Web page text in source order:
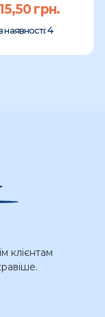
грн.
наявності:4
клієнтам